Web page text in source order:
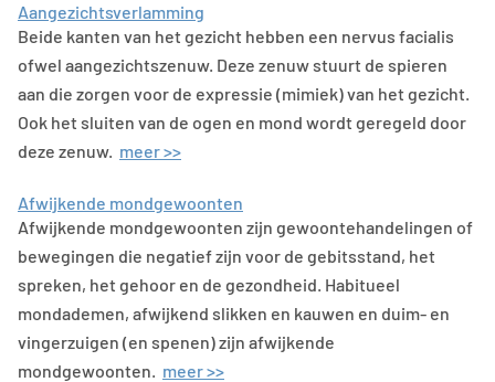
Aangezichtsverlamming
Beide kanten van het gezicht hebben een nervus facialis
ofwel aangezichtszenuw. Deze zenuw stuurt de spieren
aan die zorgen voor de expressie (mimiek) van het gezicht.
Ook het sluiten van de ogen en mond wordt geregeld door
deze zenuw. meer >>
Afwijkende mondgewoonten
Afwijkende mondgewoonten zijn gewoontehandelingen of
bewegingen die negatief zijn voor de gebitsstand, het
spreken, het gehoor en de gezondheid. Habitueel
mondademen, afwijkend slikken en kauwen en duim- en
vingerzuigen (en spenen) zijn afwijkende
mondgewoonten. meer >>